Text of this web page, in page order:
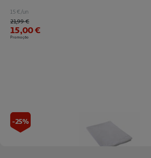
15 €/un
Price reduced from
21,99 €to
15,00 €
Promoção
-25%